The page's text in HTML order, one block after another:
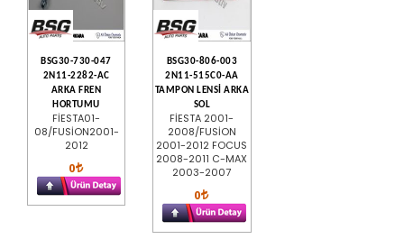
BSG30-730-047
2N11-2282-AC
ARKA FREN
HORTUMU
FİESTA01-
08/FUSİON2001-
2012
0
BSG30-806-003
2N11-515C0-AA
TAMPON LENSİ ARKA
SOL
FİESTA 2001-
2008/FUSİON
2001-2012 FOCUS
2008-2011 C-MAX
2003-2007
0